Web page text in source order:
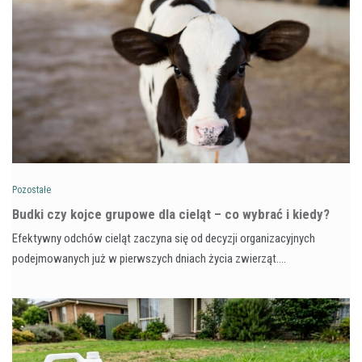
Pozostałe
Budki czy kojce grupowe dla cieląt – co wybrać i kiedy?
Efektywny odchów cieląt zaczyna się od decyzji organizacyjnych
podejmowanych już w pierwszych dniach życia zwierząt.…